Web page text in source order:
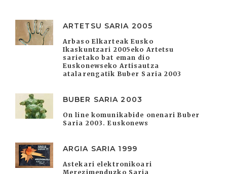
ARTETSU SARIA 2005
Arbaso Elkarteak Eusko
Ikaskuntzari 2005eko Artetsu
sarietako bat eman dio
Euskonewseko Artisautza
atalarengatik Buber Saria 2003
BUBER SARIA 2003
On line komunikabide onenari Buber
Saria 2003. Euskonews
ARGIA SARIA 1999
Astekari elektronikoari
Merezimenduzko Saria